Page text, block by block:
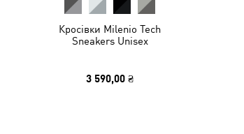
Кросівки Milenio Tech
Sneakers Unisex
3 590,00 ₴